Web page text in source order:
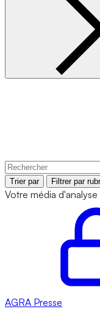
Trier par Filtrer par
Votre média
AGRA Presse